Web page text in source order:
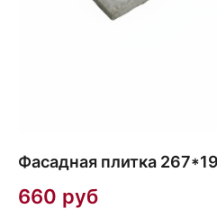
Фасадная плитка
660 руб